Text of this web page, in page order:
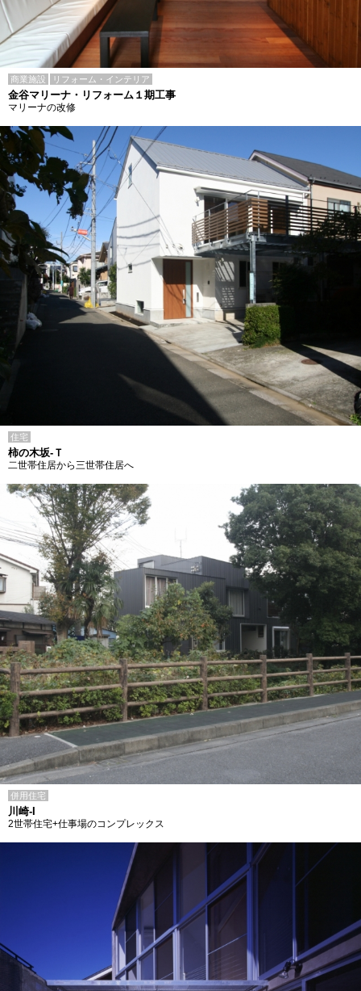
商業施設 リフォーム・インテリア
金谷マリーナ・リフォーム１期工事
マリーナの改修
住宅
柿の木坂-Ｔ
二世帯住居から三世帯住居へ
併用住宅
川崎-I
2世帯住宅+仕事場のコンプレックス